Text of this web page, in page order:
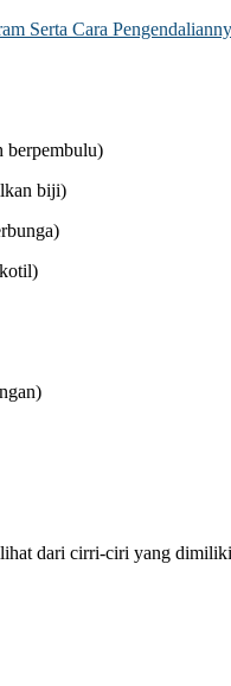
Serta Cara
berpembulu)
biji)
dari cirri-ciri yang